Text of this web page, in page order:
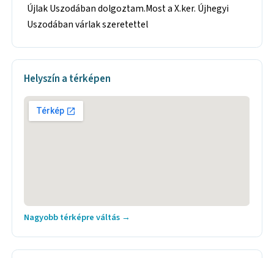
Újlak Uszodában dolgoztam.Most a X.ker. Újhegyi
Uszodában várlak szeretettel
Helyszín a térképen
Nagyobb térképre váltás →